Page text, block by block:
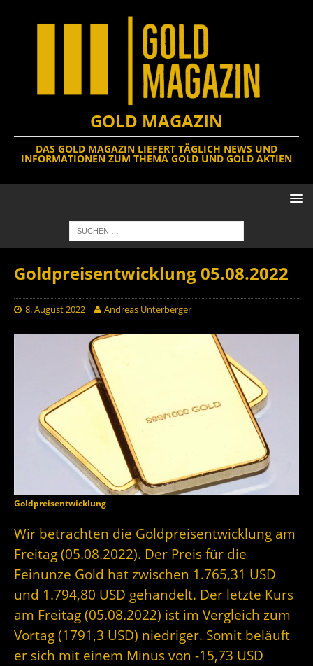
GOLD MAGAZIN
DAS GOLD MAGAZIN LIEFERT TÄGLICH NEWS UND
INFORMATIONEN ZUM THEMA GOLD UND GOLD AKTIEN
Goldpreisentwicklung 05.08.2022
8. August 2022 Andreas Unterberger
Goldpreisentwicklung
Wir betrachten die Goldpreisentwicklung am
Freitag (05.08.2022). Der Preis für die
Feinunze Gold hat zwischen 1.765,31 USD
und 1.794,80 USD gehandelt. Der letzte Kurs
am Freitag (05.08.2022) ist im Vergleich zum
Vortag (1791,3 USD) niedriger. Somit beläuft
er sich mit einem Minus von -15,73 USD